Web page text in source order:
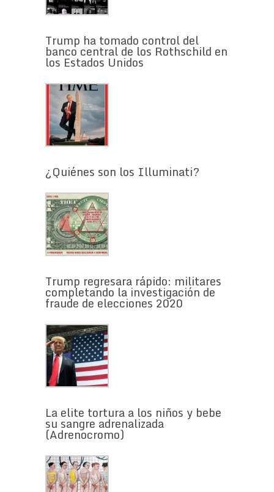
Trump ha tomado control del
banco central de los Rothschild en
los Estados Unidos
¿Quiénes son los Illuminati?
Trump regresara rápido: militares
completando la investigación de
fraude de elecciones 2020
La elite tortura a los niños y bebe
su sangre adrenalizada
(Adrenocromo)